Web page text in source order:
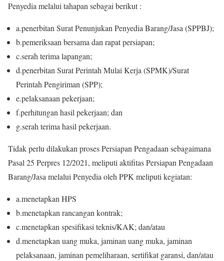
Penyedia melalui tahapan sebagai berikut :
a.penerbitan Surat Penunjukan Penyedia Barang/Jasa (SPPBJ);
b.pemeriksaan bersama dan rapat persiapan;
c.serah terima lapangan;
d.penerbitan Surat Perintah Mulai Kerja (SPMK)/Surat
Perintah Pengiriman (SPP);
e.pelaksanaan pekerjaan;
f.perhitungan hasil pekerjaan; dan
g.serah terima hasil pekerjaan.
Tidak perlu dilakukan proses Persiapan Pengadaan sebagaimana
Pasal 25 Perpres 12/2021, meliputi aktifitasPersiapan Pengadaan
Barang/Jasa melalui Penyedia oleh PPK meliputi kegiatan:
a.menetapkan HPS
b.menetapkan rancangan kontrak;
c.menetapkan spesifikasi teknis/KAK; dan/atau
d.menetapkan uang muka, jaminan uang muka, jaminan
pelaksanaan, jaminan pemeliharaan, sertifikat garansi, dan/atau